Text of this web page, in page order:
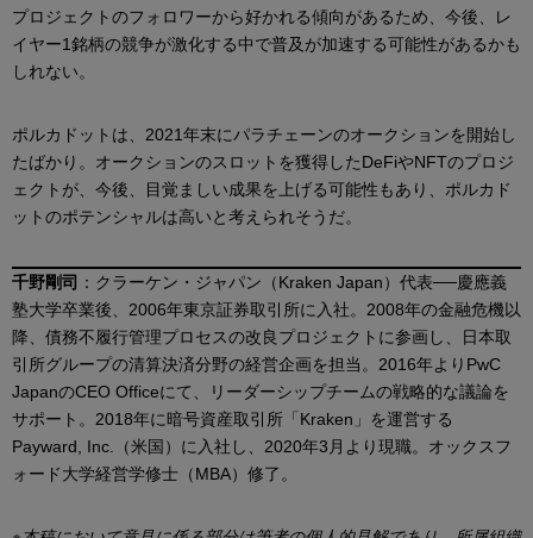
プロジェクトのフォロワーから好かれる傾向があるため、今後、レ
イヤー1銘柄の競争が激化する中で普及が加速する可能性があるかも
しれない。
ポルカドットは、2021年末にパラチェーンのオークションを開始し
たばかり。オークションのスロットを獲得したDeFiやNFTのプロジ
ェクトが、今後、目覚ましい成果を上げる可能性もあり、ポルカド
ットのポテンシャルは高いと考えられそうだ。
千野剛司 ：クラーケン・ジャパン（Kraken Japan）代表──慶應義
塾大学卒業後、2006年東京証券取引所に入社。2008年の金融危機以
降、債務不履行管理プロセスの改良プロジェクトに参画し、日本取
引所グループの清算決済分野の経営企画を担当。2016年よりPwC
JapanのCEO Officeにて、リーダーシップチームの戦略的な議論を
サポート。2018年に暗号資産取引所「Kraken」を運営する
Payward, Inc.（米国）に入社し、2020年3月より現職。オックスフ
ォード大学経営学修士（MBA）修了。